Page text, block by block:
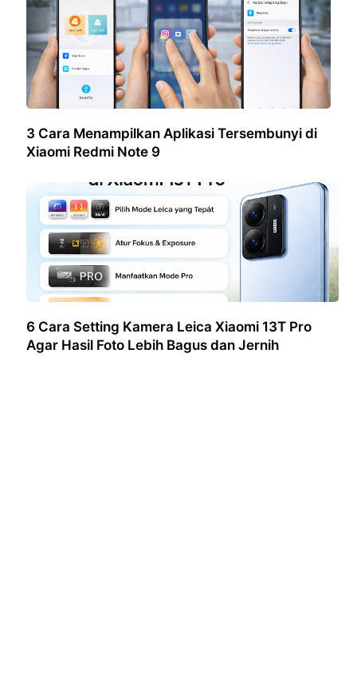
3 Cara Menampilkan Aplikasi Tersembunyi di
Xiaomi Redmi Note 9
6 Cara Setting Kamera Leica Xiaomi 13T Pro
Agar Hasil Foto Lebih Bagus dan Jernih